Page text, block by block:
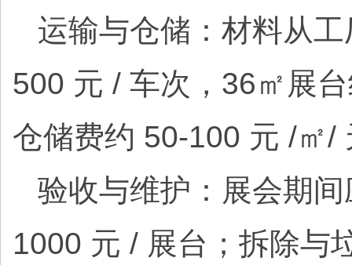
运输与仓储：材料从
500 元 / 车次，36㎡展
仓储费约 50-100 元 /㎡/
验收与维护：展会期
1000 元 / 展台；拆除与